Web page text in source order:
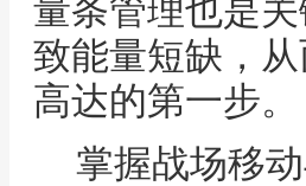
量条管理也是
致能量短缺，
高达的第一步。
掌握战场移